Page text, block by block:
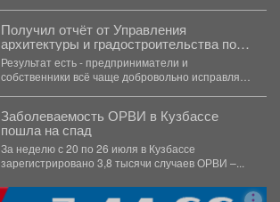
Получил отчёт от Управления
архитектуры и градостроительства по
борьбе с несанкционированной
рекламой и приведению фасадов в
порядок.
Результат есть - предприниматели и
собственники всё чаще добровольно исправляют
Заболеваемость ОРВИ в Кузбассе
пошла на спад
За неделю с 20 по 26 июля в Кузбассе
зарегистрировано 3,8 тысячи случаев ОРВИ –...